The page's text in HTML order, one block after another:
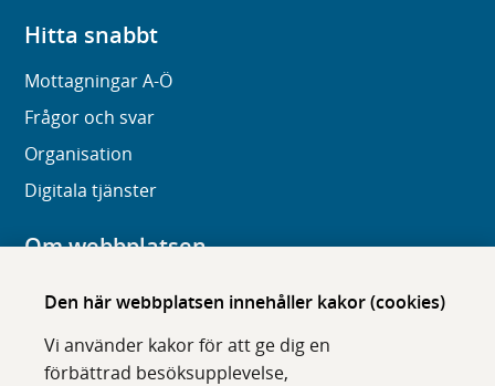
Den här webbplatsen innehåller kakor (cookies)
Vi använder kakor för att ge dig en
förbättrad besöksupplevelse,
Hitta snabbt
Mottagningar A-Ö
Frågor och svar
Organisation
Digitala tjänster
Om webbplatsen
Om karolinska.se
Tillgänglighet